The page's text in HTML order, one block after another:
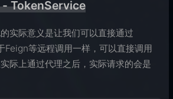
- TokenService
实际意义是让我们可以直接通过
等远程调用一样，可以直接调用
际上通过代理之后，实际请求的会是